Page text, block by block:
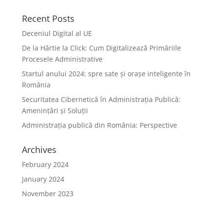
Recent Posts
Deceniul Digital al UE
De la Hârtie la Click: Cum Digitalizează Primăriile
Procesele Administrative
Startul anului 2024: spre sate și orașe inteligente în
România
Securitatea Cibernetică în Administrația Publică:
Amenințări și Soluții
Administrația publică din România: Perspective
Archives
February 2024
January 2024
November 2023